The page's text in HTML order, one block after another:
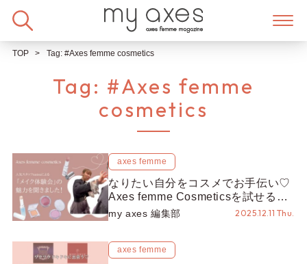
TOP Tag: #Axes femme cosmetics
Tag: #Axes femme
cosmetics
axes femme
なりたい自分をコスメでお手伝い♡
Axes femme Cosmeticsを試せる
「メイク体験会」の魅力をnatsuさ
my axes 編集部 2025.12.11 Thu.
axes femme